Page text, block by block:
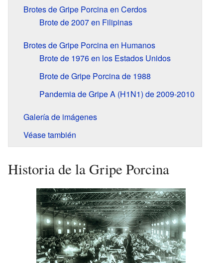
Brotes de Gripe Porcina en Cerdos
Brote de 2007 en Filipinas
Brotes de Gripe Porcina en Humanos
Brote de 1976 en los Estados Unidos
Brote de Gripe Porcina de 1988
Pandemia de Gripe A (H1N1) de 2009-2010
Galería de imágenes
Véase también
Historia de la Gripe Porcina